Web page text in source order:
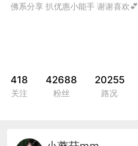
佛系分享 扒优惠小能手 谢谢喜欢💕
418
关注
42688
粉丝
20255
路况